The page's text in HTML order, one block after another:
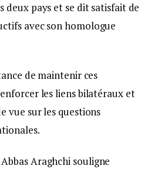
deux pays et se dit satisfait de
avec son homologue
de maintenir ces
les liens bilatéraux et
vue sur les questions
Araghchi souligne